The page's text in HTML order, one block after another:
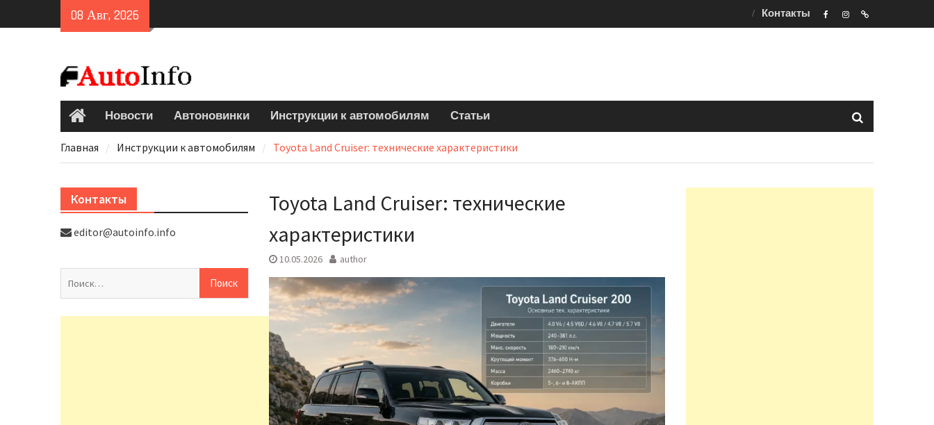
to
08 Авг, 2026 Контакты
Главная
Новости Автоновинки Инструкции к автомобилям Статьи
Главная Инструкции к автомобилям Toyota Land Cruiser: технические характеристики
Toyota Land Cruiser: технические
характеристики
10.05.2026 author
Контакты
editor@autoinfo.info
Найти: